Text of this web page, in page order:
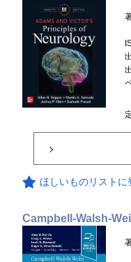
ほしいものリストに
Campbell-Walsh-